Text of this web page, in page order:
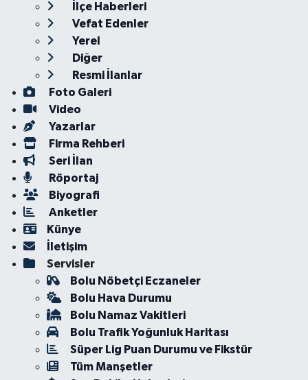
İlçe Haberleri
Vefat Edenler
Yerel
Diğer
Resmi İlanlar
Foto Galeri
Video
Yazarlar
Firma Rehberi
Seri İlan
Röportaj
Biyografi
Anketler
Künye
İletişim
Servisler
Bolu Nöbetçi Eczaneler
Bolu Hava Durumu
Bolu Namaz Vakitleri
Bolu Trafik Yoğunluk Haritası
Süper Lig Puan Durumu ve Fikstür
Tüm Manşetler